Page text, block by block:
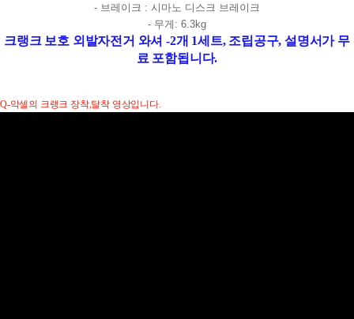
- 브레이크 : 시마노 디스크 브레이크
- 무게: 6.3kg
크랭크 보호 외발자전거 와셔 -2개 1세트, 조립공구, 설명서가 무
료 포함됩니다.
Q-악셀의 크랭크 장착,탈착 영상입니다.